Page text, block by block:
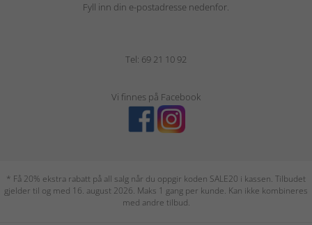
Fyll inn din e-postadresse nedenfor.
Tel: 69 21 10 92
Vi finnes på Facebook
* Få 20% ekstra rabatt på all salg når du oppgir koden SALE20 i kassen. Tilbudet
gjelder til og med 16. august 2026. Maks 1 gang per kunde. Kan ikke kombineres
med andre tilbud.